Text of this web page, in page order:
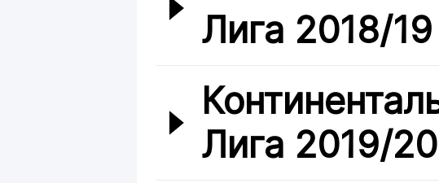
Лига 2018/19
Лига 2019/20